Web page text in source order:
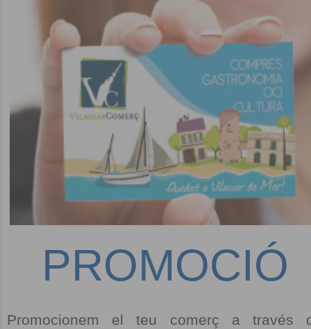
PROMOCIÓ
Promocionem el teu comerç a través